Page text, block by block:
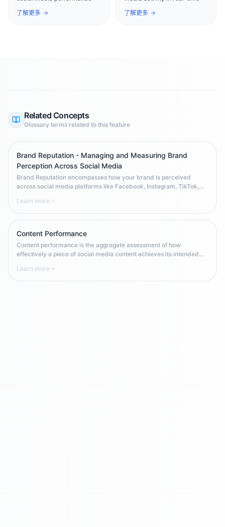
了解更多
了解更多
Related Concepts
Glossary terms related to this feature
Brand Reputation - Managing and Measuring Brand
Perception Across Social Media
Brand Reputation encompasses how your brand is perceived
across social media platforms like Facebook, Instagram, TikTok,
reputation monitoring, sentiment analysis, crisis management, and
regional adaptation strategies for maintaining positive brand
Learn more
Content Performance
Content performance is the aggregate assessment of how
effectively a piece of social media content achieves its intended
engagement rate, saves, clicks, and conversions relative to
Learn more